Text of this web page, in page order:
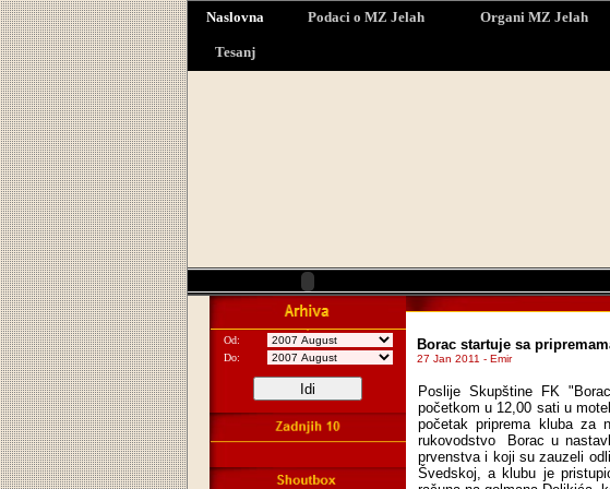
Naslovna Podaci o MZ Jelah Organi MZ Jelah
Tesanj
Od:
Do:
Borac startuje sa
27 Jan 2011 - Emir
Poslije Skupštine FK
početkom u 12,00 sati u
početak priprema kluba
rukovodstvo Borac u
prvenstva i koji su zauzeli
Švedskoj, a klubu je